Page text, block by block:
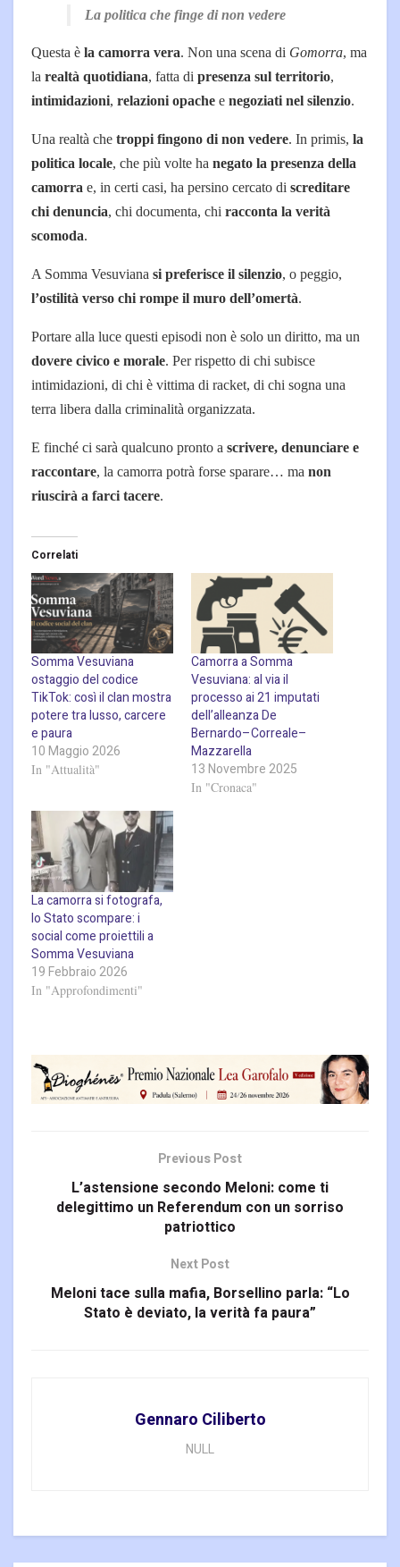
La politica che finge di non vedere
Questa è la camorra vera. Non una scena di Gomorra, ma
la realtà quotidiana, fatta di presenza sul territorio,
intimidazioni, relazioni opache e negoziati nel silenzio.
Una realtà che troppi fingono di non vedere. In primis, la
politica locale, che più volte ha negato la presenza della
camorra e, in certi casi, ha persino cercato di screditare
chi denuncia, chi documenta, chi racconta la verità
scomoda.
A Somma Vesuviana si preferisce il silenzio, o peggio,
l’ostilità verso chi rompe il muro dell’omertà.
Portare alla luce questi episodi non è solo un diritto, ma un
dovere civico e morale. Per rispetto di chi subisce
intimidazioni, di chi è vittima di racket, di chi sogna una
terra libera dalla criminalità organizzata.
E finché ci sarà qualcuno pronto a scrivere, denunciare e
raccontare, la camorra potrà forse sparare… ma non
riuscirà a farci tacere.
Correlati
Somma Vesuviana
ostaggio del codice
TikTok: così il clan mostra
potere tra lusso, carcere
e paura
10 Maggio 2026
In "Attualità"
Camorra a Somma
Vesuviana: al via il
processo ai 21 imputati
dell’alleanza De
Bernardo–Correale–
Mazzarella
13 Novembre 2025
In "Cronaca"
La camorra si fotografa,
lo Stato scompare: i
social come proiettili a
Somma Vesuviana
19 Febbraio 2026
In "Approfondimenti"
Previous Post
L’astensione secondo Meloni: come ti
delegittimo un Referendum con un sorriso
patriottico
Next Post
Meloni tace sulla mafia, Borsellino parla: “Lo
Stato è deviato, la verità fa paura”
Gennaro Ciliberto
NULL